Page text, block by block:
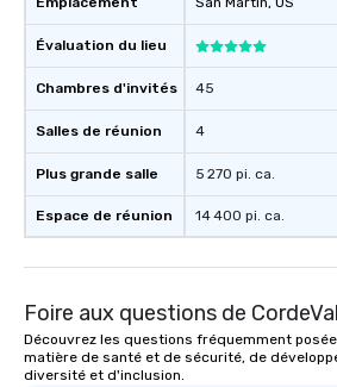
For added ease, we can even arrange
transportation pick-up and drop-off,
as well as an event photographer. And
an evening helicopter ride over the
glittering lights of The Strip. A
Memorable Experience for All Lip
to gather and dine that few have
remember. Our one-of-a-kind tours
are special, from the first stop to the
last. It’s an experience that attendees
Évaluation du lieu
Chambres d'invités
Salles de réunion
Plus grande salle
Espace de réunion
45
4
5 270 pi. ca.
14 400 pi. ca.
Foire aux questions de
Découvrez les questions fréquemment
matière de santé et de sécurité, de
diversité et d'inclusion.